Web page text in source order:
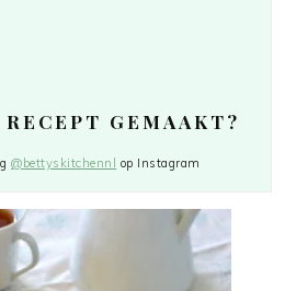
GEMAAKT?
@bettyskitchennl op Instagram